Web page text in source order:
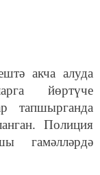
акча алуда
йөртүче
тапшырганда
Полиция
гамәлләрдә